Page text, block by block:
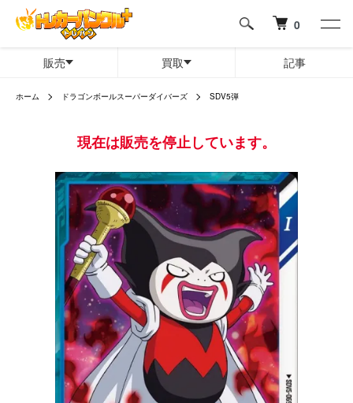
0
販売 買取 記事
ホーム ドラゴンボールスーパーダイバーズ SDV5弾
現在は販売を停止しています。